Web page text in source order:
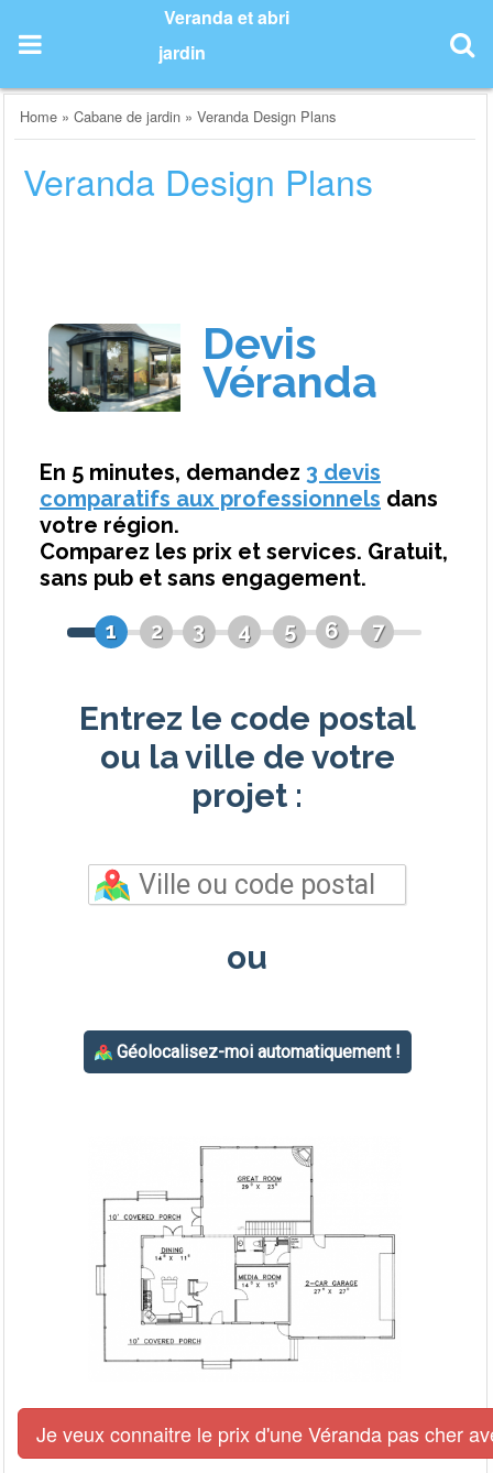
content
Veranda et abri
jardin
Home »Cabane de jardin »Veranda Design Plans
Veranda Design Plans
Je veux connaitre le prix d'une Véranda pas cher